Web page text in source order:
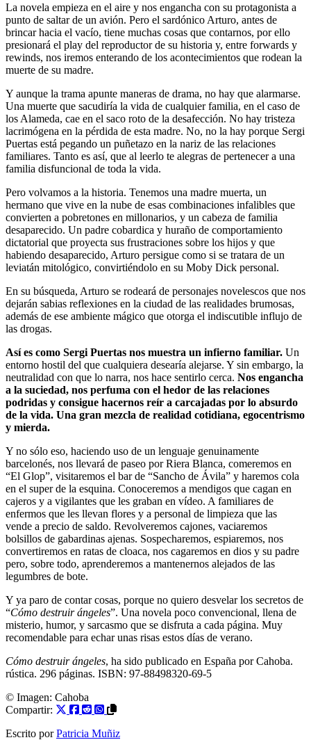
La novela empieza en el aire y nos engancha con su protagonista a
punto de saltar de un avión. Pero el sardónico Arturo, antes de
brincar hacia el vacío, tiene muchas cosas que contarnos, por ello
presionará el play del reproductor de su historia y, entre forwards y
rewinds, nos iremos enterando de los acontecimientos que rodean la
muerte de su madre.
Y aunque la trama apunte maneras de drama, no hay que alarmarse.
Una muerte que sacudiría la vida de cualquier familia, en el caso de
los Alameda, cae en el saco roto de la desafección. No hay tristeza
lacrimógena en la pérdida de esta madre. No, no la hay porque Sergi
Puertas está pegando un puñetazo en la nariz de las relaciones
familiares. Tanto es así, que al leerlo te alegras de pertenecer a una
familia disfuncional de toda la vida.
Pero volvamos a la historia. Tenemos una madre muerta, un
hermano que vive en la nube de esas combinaciones infalibles que
convierten a pobretones en millonarios, y un cabeza de familia
desaparecido. Un padre cobardica y huraño de comportamiento
dictatorial que proyecta sus frustraciones sobre los hijos y que
habiendo desaparecido, Arturo persigue como si se tratara de un
leviatán mitológico, convirtiéndolo en su Moby Dick personal.
En su búsqueda, Arturo se rodeará de personajes novelescos que nos
dejarán sabias reflexiones en la ciudad de las realidades brumosas,
además de ese ambiente mágico que otorga el indiscutible influjo de
las drogas.
Así es como Sergi Puertas nos muestra un infierno familiar. Un
entorno hostil del que cualquiera desearía alejarse. Y sin embargo, la
neutralidad con que lo narra, nos hace sentirlo cerca. Nos engancha
a la suciedad, nos perfuma con el hedor de las relaciones
podridas y consigue hacernos reír a carcajadas por lo absurdo
de la vida. Una gran mezcla de realidad cotidiana, egocentrismo
y mierda.
Y no sólo eso, haciendo uso de un lenguaje genuinamente
barcelonés, nos llevará de paseo por Riera Blanca, comeremos en
“El Glop”, visitaremos el bar de “Sancho de Ávila” y haremos cola
en el super de la esquina. Conoceremos a mendigos que cagan en
cajeros y a vigilantes que les graban en vídeo. A familiares de
enfermos que les llevan flores y a personal de limpieza que las
vende a precio de saldo. Revolveremos cajones, vaciaremos
bolsillos de gabardinas ajenas. Sospecharemos, espiaremos, nos
convertiremos en ratas de cloaca, nos cagaremos en dios y su padre
pero, sobre todo, aprenderemos a mantenernos alejados de las
legumbres de bote.
Y ya paro de contar cosas, porque no quiero desvelar los secretos de
“Cómo destruir ángeles”. Una novela poco convencional, llena de
misterio, humor, y sarcasmo que se disfruta a cada página. Muy
recomendable para echar unas risas estos días de verano.
Cómo destruir ángeles, ha sido publicado en España por Cahoba.
rústica. 296 páginas. ISBN: 97-88498320-69-5
© Imagen: Cahoba
Compartir:
Escrito por Patricia Muñiz